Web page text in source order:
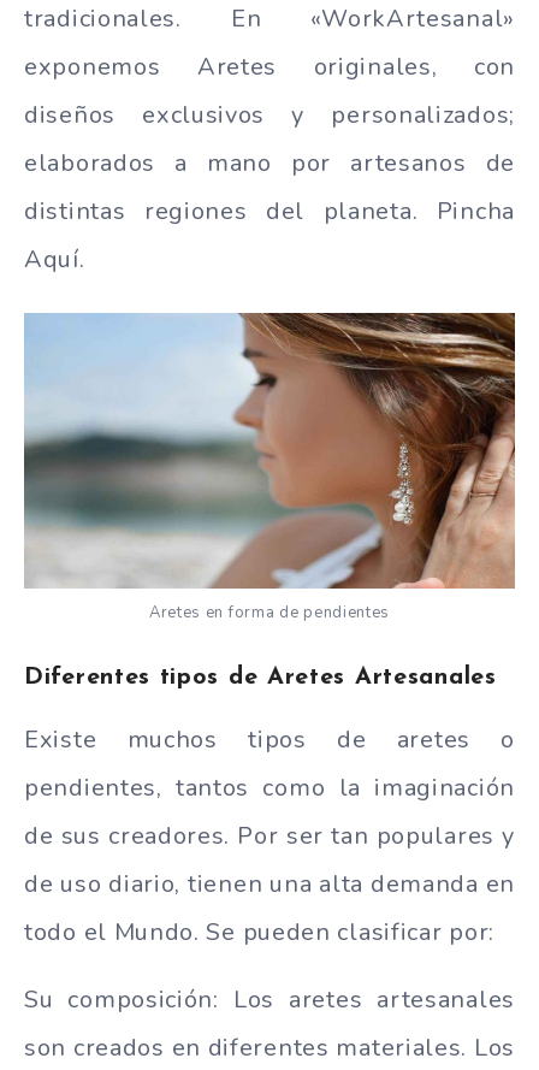
tradicionales. En «WorkArtesanal»
exponemos Aretes originales, con
diseños exclusivos y personalizados;
elaborados a mano por artesanos de
distintas regiones del planeta. Pincha
Aquí.
Aretes en forma de pendientes
Diferentes tipos de Aretes Artesanales
Existe muchos tipos de aretes o
pendientes, tantos como la imaginación
de sus creadores. Por ser tan populares y
de uso diario, tienen una alta demanda en
todo el Mundo. Se pueden clasificar por:
Su composición: Los aretes artesanales
son creados en diferentes materiales. Los